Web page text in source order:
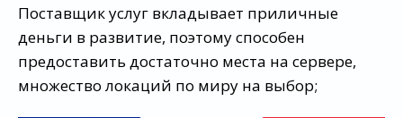
Поставщик услуг вкладывает приличные
деньги в развитие, поэтому способен
предоставить достаточно места на сервере,
множество локаций по миру на выбор;